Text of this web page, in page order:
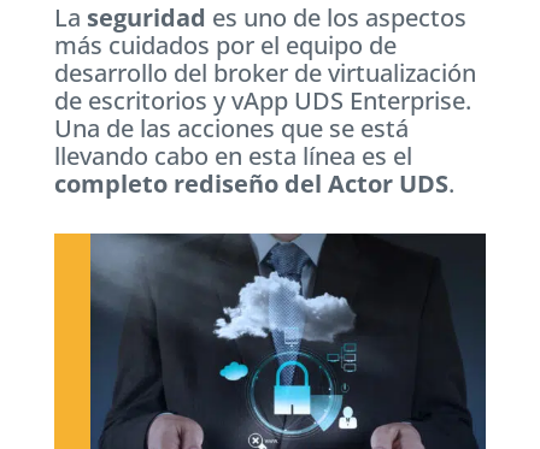
La seguridad es uno de los aspectos
más cuidados por el equipo de
desarrollo del broker de virtualización
de escritorios y vApp UDS Enterprise.
Una de las acciones que se está
llevando cabo en esta línea es el
completo rediseño del Actor UDS.